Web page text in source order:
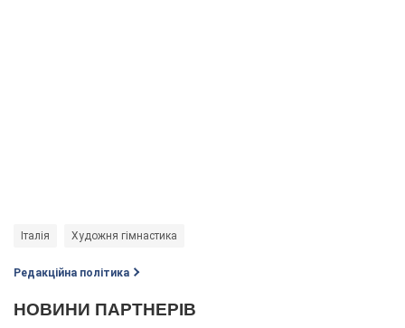
Італія Художня гімнастика
Редакційна політика